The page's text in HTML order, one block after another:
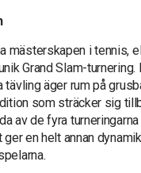
mästerskapen i tennis,
Grand Slam-turnering.
äger rum på
som sträcker sig
av de fyra
en helt annan